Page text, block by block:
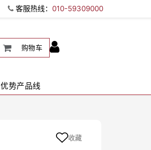
客服热线： 010-59309000
购物车
优势产品线
收藏